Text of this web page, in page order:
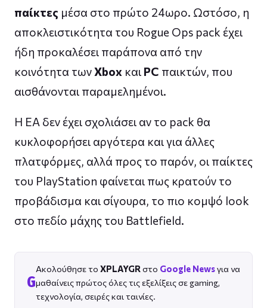
παίκτες μέσα στο πρώτο 24ωρο. Ωστόσο, η
αποκλειστικότητα του Rogue Ops pack έχει
ήδη προκαλέσει παράπονα από την
κοινότητα τωνXbox και PC παικτών, που
αισθάνονται παραμελημένοι.
Η EA δεν έχει σχολιάσει αν το pack θα
κυκλοφορήσει αργότερα και για άλλες
πλατφόρμες, αλλά προς το παρόν, οι παίκτες
του PlayStation φαίνεται πως κρατούν το
προβάδισμα και σίγουρα, το πιο κομψό look
στο πεδίο μάχης του Battlefield.
G
Ακολούθησε το XPLAYGR στο Google Newsγια να
μαθαίνεις πρώτος όλες τις εξελίξεις σε gaming,
τεχνολογία, σειρές και ταινίες.